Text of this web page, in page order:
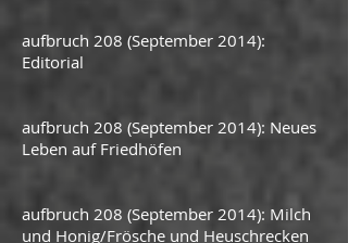
aufbruch 208 (September 2014):
Editorial
aufbruch 208 (September 2014): Neues
Leben auf Friedhöfen
aufbruch 208 (September 2014): Milch
und Honig/Frösche und Heuschrecken